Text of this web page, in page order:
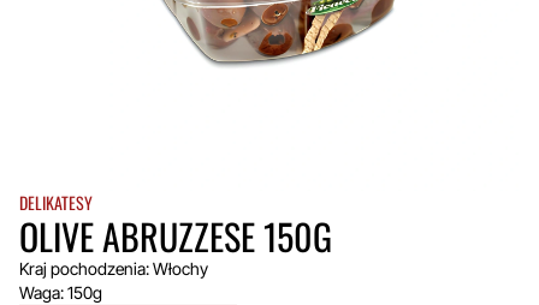
DELIKATESY
OLIVE ABRUZZESE 150G
Kraj pochodzenia: Włochy
Waga: 150g